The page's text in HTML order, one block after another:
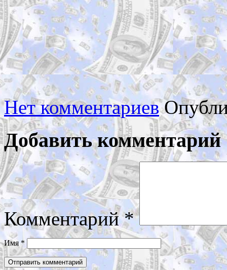
Нет комментариев
Добавить комментарий
Комментарий*
Имя *